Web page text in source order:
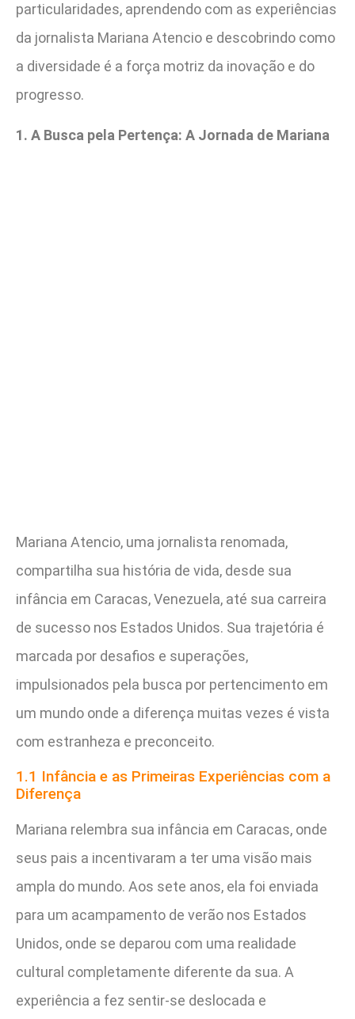
particularidades, aprendendo com as experiências
da jornalista Mariana Atencio e descobrindo como
a diversidade é a força motriz da inovação e do
progresso.
1. A Busca pela Pertença: A Jornada de Mariana
Mariana Atencio, uma jornalista renomada,
compartilha sua história de vida, desde sua
infância em Caracas, Venezuela, até sua carreira
de sucesso nos Estados Unidos. Sua trajetória é
marcada por desafios e superações,
impulsionados pela busca por pertencimento em
um mundo onde a diferença muitas vezes é vista
com estranheza e preconceito.
1.1 Infância e as Primeiras Experiências com a
Diferença
Mariana relembra sua infância em Caracas, onde
seus pais a incentivaram a ter uma visão mais
ampla do mundo. Aos sete anos, ela foi enviada
para um acampamento de verão nos Estados
Unidos, onde se deparou com uma realidade
cultural completamente diferente da sua. A
experiência a fez sentir-se deslocada e